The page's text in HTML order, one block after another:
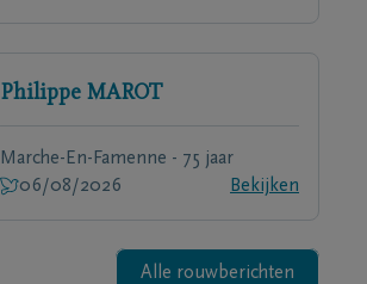
Philippe MAROT
Marche-En-Famenne - 75 jaar
06/08/2026
Bekijken
Alle rouwberichten